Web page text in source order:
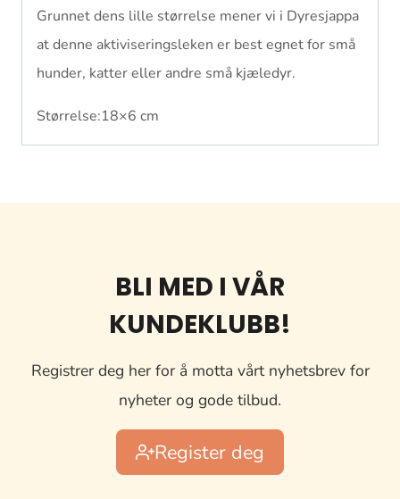
Grunnet dens lille størrelse mener vi i Dyresjappa
at denne aktiviseringsleken er best egnet for små
hunder, katter eller andre små kjæledyr.
Størrelse:18×6 cm
BLI MED I VÅR
KUNDEKLUBB!
Registrer deg her for å motta vårt nyhetsbrev for
nyheter og gode tilbud.
Register deg